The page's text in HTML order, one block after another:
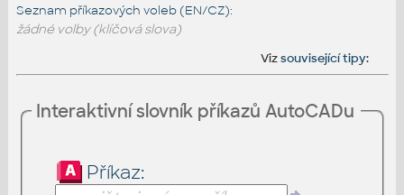
Seznam příkazových voleb (EN/CZ):
žádné volby (klíčová slova)
Vizsouvisející tipy:
Interaktivní slovník příkazů AutoCADu
Příkaz: